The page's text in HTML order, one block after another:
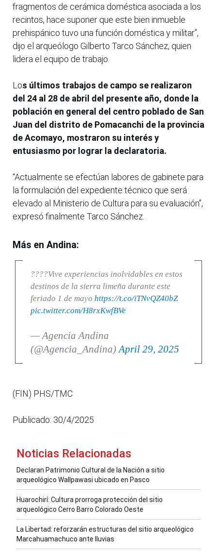
fragmentos de cerámica doméstica asociada a los
recintos, hace suponer que este bien inmueble
prehispánico tuvo una función doméstica y militar”,
dijo el arqueólogo Gilberto Tarco Sánchez, quien
lidera el equipo de trabajo.
Los últimos trabajos de campo se realizaron
del 24 al 28 de abril del presente año, donde la
población en general del centro poblado de San
Juan del distrito de Pomacanchi de la provincia
de Acomayo, mostraron su interés y
entusiasmo por lograr la declaratoria.
“Actualmente se efectúan labores de gabinete para
la formulación del expediente técnico que será
elevado al Ministerio de Cultura para su evaluación”,
expresó finalmente Tarco Sánchez.
Más en Andina:
????Vive experiencias inolvidables en estos
destinos de la sierra limeña durante este
feriado 1 de mayo https://t.co/iTNvQZ40bZ
pic.twitter.com/H8rxKwfBVe
— Agencia Andina
(@Agencia_Andina)April 29, 2025
(FIN) PHS/TMC
Publicado: 30/4/2025
Noticias Relacionadas
Declaran Patrimonio Cultural de la Nación a sitio
arqueológico Wallpawasi ubicado en Pasco
Huarochirí: Cultura prorroga protección del sitio
arqueológico Cerro Barro Colorado Oeste
La Libertad: reforzarán estructuras del sitio arqueológico
Marcahuamachuco ante lluvias